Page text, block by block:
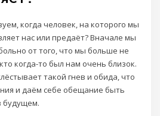
когда человек, на которого мы
нас или предаёт? Вначале мы
от того, что мы больше не
когда-то был нам очень близок.
такой гнев и обида, что
и даём себе обещание быть
будущем.